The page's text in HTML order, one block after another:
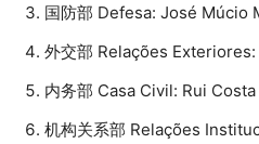
国防部 Defesa: José Múcio
外交部 Relações
内务部 Casa Civil: Rui Costa
机构关系部 Relações